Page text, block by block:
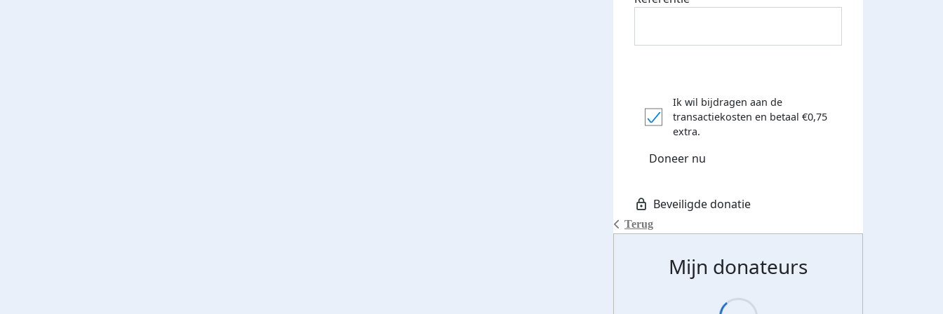
Terug
Ik wil bijdragen aan de
transactiekosten en betaal €0,75
extra.
Doneer nu
Mijn donateurs